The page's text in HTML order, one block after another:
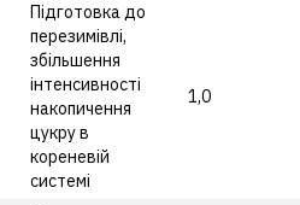
Підготовка до
перезимівлі,
збільшення
інтенсивності
накопичення
цукру в
кореневій
системі
1,0